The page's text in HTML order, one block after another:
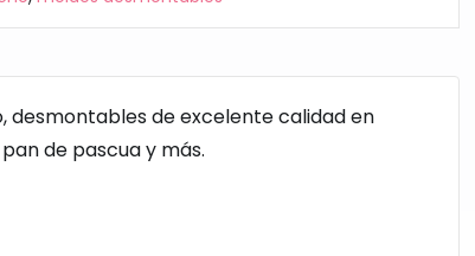
desmontables de excelente calidad en
de pascua y más.